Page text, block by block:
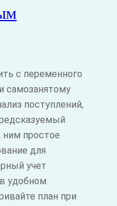
с переменного
самозанятому
поступлений,
простое
для
учет
удобном
план при